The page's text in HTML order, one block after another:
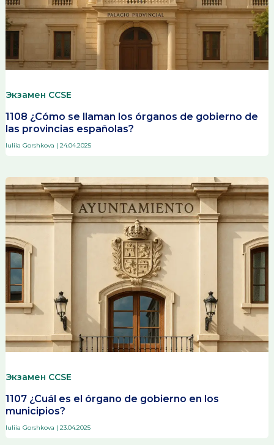
Экзамен CCSE
1108 ¿Cómo se llaman los órganos de gobierno de
las provincias españolas?
Iuliia Gorshkova |24.04.2025
Экзамен CCSE
1107 ¿Cuál es el órgano de gobierno en los
municipios?
Iuliia Gorshkova |23.04.2025